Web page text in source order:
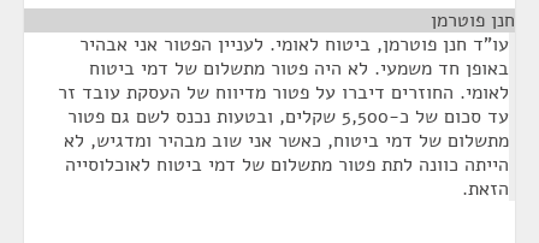
חנן פוטרמן
עו"ד חנן פוטרמן, ביטוח לאומי. לעניין הפטור אני אבהיר
באופן חד משמעי. לא היה פטור מתשלום של דמי ביטוח
לאומי. החוזרים דיברו על פטור מדיווח של העסקת עובד זר
עד סכום של כ-5,500 שקלים, ובטעות נכנס לשם גם פטור
מתשלום של דמי ביטוח, כאשר אני שוב מבהיר ומדגיש, לא
הייתה כוונה לתת פטור מתשלום של דמי ביטוח לאוכלוסייה
הזאת.